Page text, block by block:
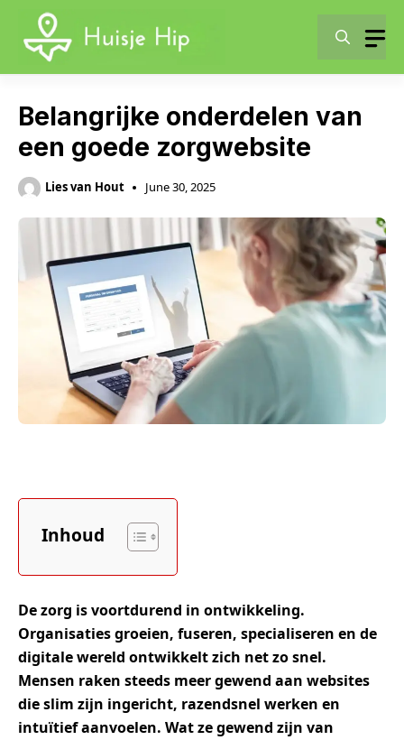
content
Belangrijke onderdelen van
een goede zorgwebsite
Lies van Hout June 30, 2025
Inhoud
De zorg is voortdurend in ontwikkeling.
Organisaties groeien, fuseren, specialiseren en de
digitale wereld ontwikkelt zich net zo snel.
Mensen raken steeds meer gewend aan websites
die slim zijn ingericht, razendsnel werken en
intuïtief aanvoelen. Wat ze gewend zijn van